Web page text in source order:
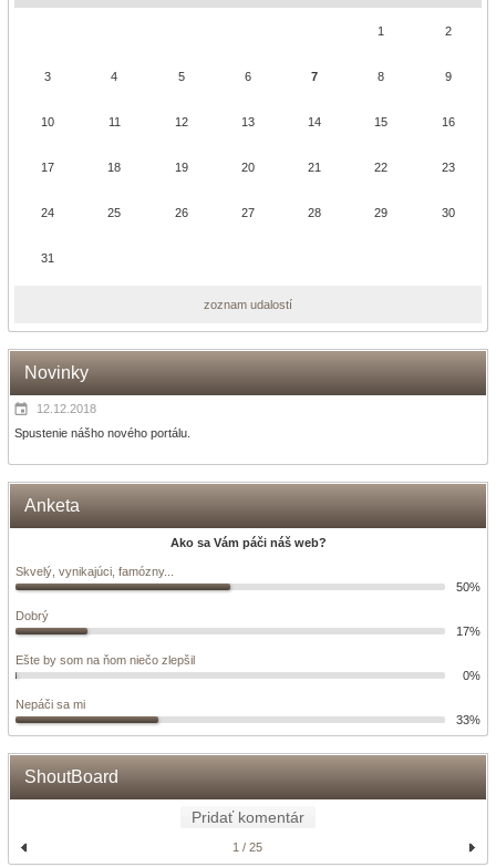
1 2
3 4 5 6 7 8 9
10 11 12 13 14 15 16
17 18 19 20 21 22 23
24 25 26 27 28 29 30
31
zoznam udalostí
Novinky
12.12.2018
Spustenie nášho nového portálu.
Anketa
Ako sa Vám páči náš web?
Skvelý, vynikajúci, famózny...
50%
Dobrý
17%
Ešte by som na ňom niečo zlepšil
0%
Nepáči sa mi
33%
ShoutBoard
Pridať komentár
1 / 25